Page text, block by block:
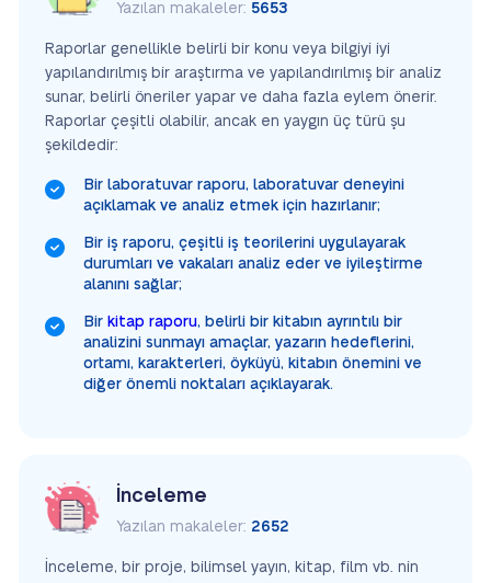
Yazılan makaleler: 5653
Raporlar genellikle belirli bir konu veya bilgiyi iyi
yapılandırılmış bir araştırma ve yapılandırılmış bir analiz
sunar, belirli öneriler yapar ve daha fazla eylem önerir.
Raporlar çeşitli olabilir, ancak en yaygın üç türü şu
şekildedir:
Bir laboratuvar raporu, laboratuvar deneyini
açıklamak ve analiz etmek için hazırlanır;
Bir iş raporu, çeşitli iş teorilerini uygulayarak
durumları ve vakaları analiz eder ve iyileştirme
alanını sağlar;
Bir kitap raporu, belirli bir kitabın ayrıntılı bir
analizini sunmayı amaçlar, yazarın hedeflerini,
ortamı, karakterleri, öyküyü, kitabın önemini ve
diğer önemli noktaları açıklayarak.
İnceleme
Yazılan makaleler: 2652
İnceleme, bir proje, bilimsel yayın, kitap, film vb. nin